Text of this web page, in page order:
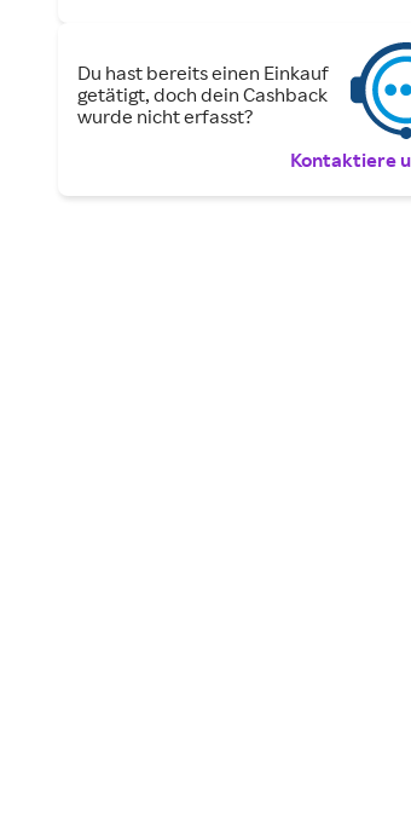
Du hast bereits einen Einkauf
getätigt, doch dein Cashback
wurde nicht erfasst?
Kontaktiere